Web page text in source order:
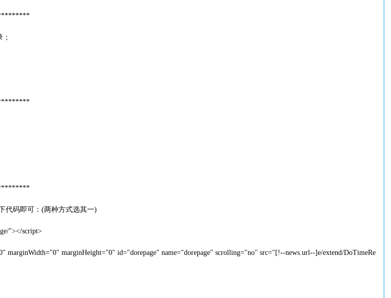
代码即可：(两种方式选其一)
"></script>
marginHeight="0" id="dorepage" name="dorepage" scrolling="no" src="[!--news.url--]e/extend/DoTimeRe